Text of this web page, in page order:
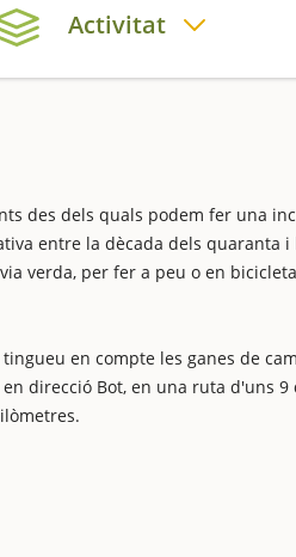
Activitat
des dels quals podem fer una
entre la dècada dels quaranta
verda, per fer a peu o en
en compte les ganes de
direcció Bot, en una ruta d'uns